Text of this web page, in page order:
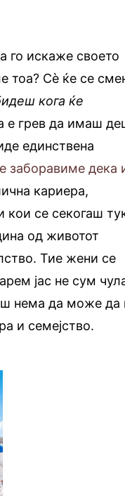
го искаже своето
тоа? Сè ќе се
кога ќе
е грев да имаш
единствена
заборавиме дека
кариера,
кои се секогаш
од животот
Тие жени се
јас не сум
нема да може да
и семејство.